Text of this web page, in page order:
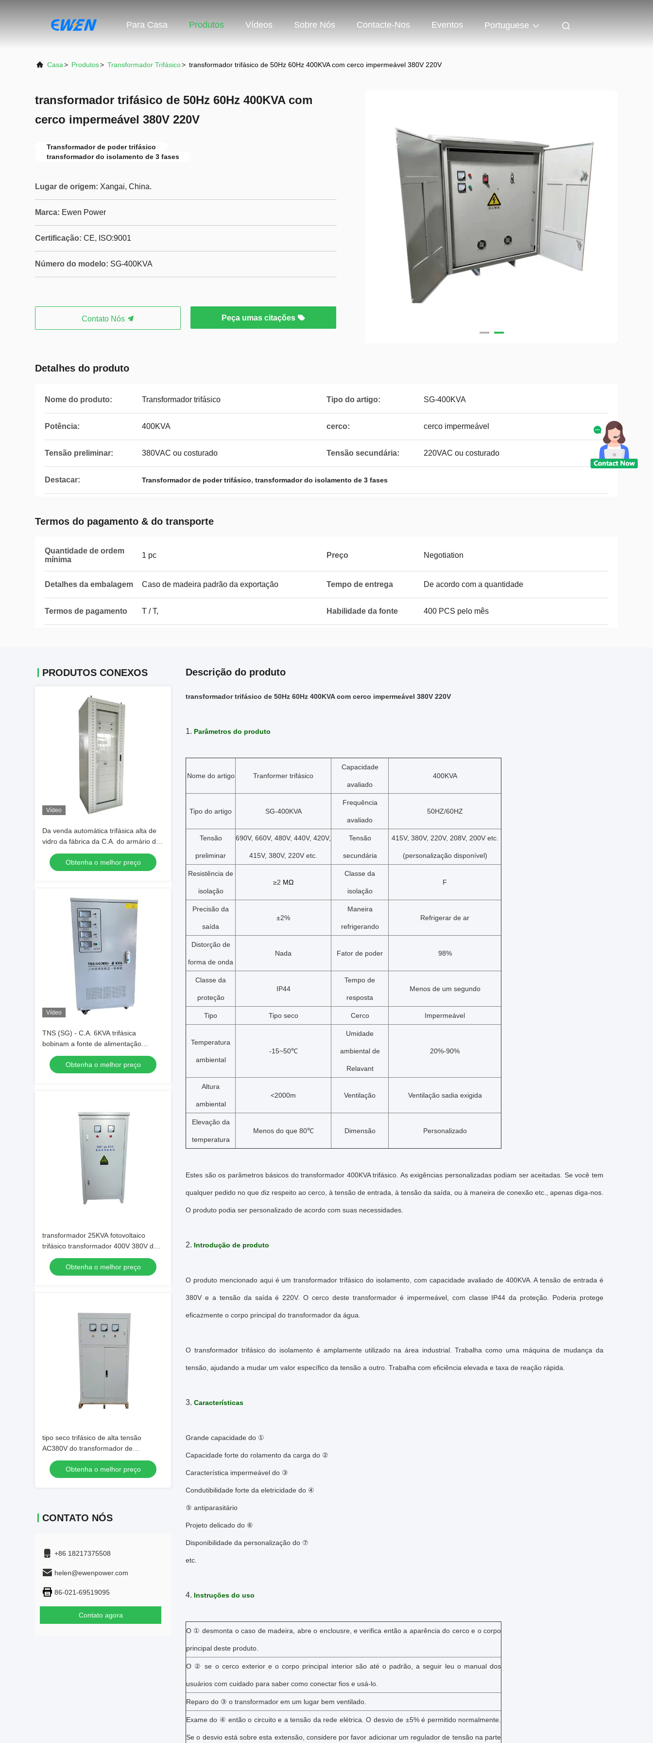
Para Casa Produtos Vídeos Sobre Nós Contacte-Nos Eventos Portuguese
Casa> Produtos> Transformador Trifásico> transformador trifásico de 50Hz 60Hz 400KVA com cerco impermeável 380V 220V
transformador trifásico de 50Hz 60Hz 400KVA com
cerco impermeável 380V 220V
Transformador de poder trifásico
transformador do isolamento de 3 fases
Lugar de origem: Xangai, China.
Marca: Ewen Power
Certificação: CE, ISO:9001
Número do modelo: SG-400KVA
Contato Nós Peça umas citações
Detalhes do produto
Nome do produto: Transformador trifásico Tipo do artigo: SG-400KVA
Potência: 400KVA cerco: cerco impermeável
Tensão preliminar: 380VAC ou costurado Tensão secundária: 220VAC ou costurado
Destacar: Transformador de poder trifásico, transformador do isolamento de 3 fases
Termos do pagamento & do transporte
Quantidade de ordem
mínima
1 pc Preço Negotiation
Detalhes da embalagem Caso de madeira padrão da exportação Tempo de entrega De acordo com a quantidade
Termos de pagamento T / T, Habilidade da fonte 400 PCS pelo mês
PRODUTOS CONEXOS
Vídeo
Da venda automática trifásica alta de
vidro da fábrica da C.A. do armário de
WB-40KVA transformador de
regulamento da tensão
Obtenha o melhor preço
Vídeo
TNS (SG) - C.A. 6KVA trifásica
bobinam a fonte de alimentação
automática de Ragulated
Obtenha o melhor preço
transformador 25KVA fotovoltaico
trifásico transformador 400V 380V do
isolamento de 3 fases
Obtenha o melhor preço
tipo seco trifásico de alta tensão
AC380V do transformador de
retificador 140KVA a DC275V
Obtenha o melhor preço
CONTATO NÓS
+86 18217375508
helen@ewenpower.com
86-021-69519095
Contato agora
Descrição do produto
transformador trifásico de 50Hz 60Hz 400KVA com cerco impermeável 380V 220V
1. Parâmetros do produto
Nome do artigo Tranformer trifásico
Capacidade
avaliado
400KVA
Tipo do artigo SG-400KVA
Frequência
avaliado
50HZ/60HZ
Tensão
preliminar
690V, 660V, 480V, 440V, 420V,
415V, 380V, 220V etc.
Tensão
secundária
415V, 380V, 220V, 208V, 200V etc.
(personalização disponível)
Resistência de
isolação
≥2 MΩ
Classe da
isolação
F
Precisão da
saída
±2%
Maneira
refrigerando
Refrigerar de ar
Distorção de
forma de onda
Nada Fator de poder 98%
Classe da
proteção
IP44
Tempo de
resposta
Menos de um segundo
Tipo Tipo seco Cerco Impermeável
Temperatura
ambiental
-15~50℃
Umidade
ambiental de
Relavant
20%-90%
Altura
ambiental
<2000m Ventilação Ventilação sadia exigida
Elevação da
temperatura
Menos do que 80℃ Dimensão Personalizado
Estes são os parâmetros básicos do transformador 400KVA trifásico. As exigências personalizadas podiam ser aceitadas. Se você tem
qualquer pedido no que diz respeito ao cerco, à tensão de entrada, à tensão da saída, ou à maneira de conexão etc., apenas diga-nos.
O produto podia ser personalizado de acordo com suas necessidades.
2. Introdução de produto
O produto mencionado aqui é um transformador trifásico do isolamento, com capacidade avaliado de 400KVA. A tensão de entrada é
380V e a tensão da saída é 220V. O cerco deste transformador é impermeável, com classe IP44 da proteção. Poderia protege
eficazmente o corpo principal do transformador da água.
O transformador trifásico do isolamento é amplamente utilizado na área industrial. Trabalha como uma máquina de mudança da
tensão, ajudando a mudar um valor específico da tensão a outro. Trabalha com eficiência elevada e taxa de reação rápida.
3. Características
Grande capacidade do ①
Capacidade forte do rolamento da carga do ②
Característica impermeável do ③
Condutibilidade forte da eletricidade do ④
⑤ antiparasitário
Projeto delicado do ⑥
Disponibilidade da personalização do ⑦
etc.
4. Instruções do uso
O ① desmonta o caso de madeira, abre o enclousre, e verifica então a aparência do cerco e o corpo
principal deste produto.
O ② se o cerco exterior e o corpo principal interior são até o padrão, a seguir leu o manual dos
usuários com cuidado para saber como conectar fios e usá-lo.
Reparo do ③ o transformador em um lugar bem ventilado.
Exame do ④ então o circuito e a tensão da rede elétrica. O desvio de ±5% é permitido normalmente.
Se o desvio está sobre esta extensão, considere por favor adicionar um regulador de tensão na parte